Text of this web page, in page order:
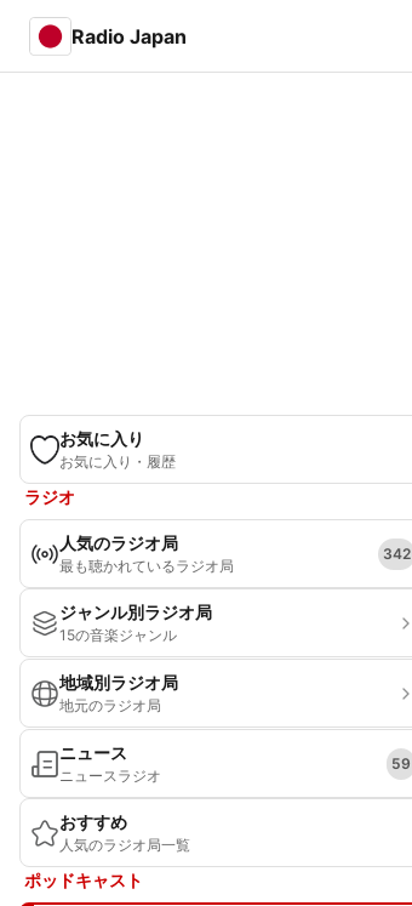
Radio Japan
お気に入り
お気に入り・履歴
ラジオ
人気のラジオ局
最も聴かれているラジオ局
342
ジャンル別ラジオ局
15の音楽ジャンル
地域別ラジオ局
地元のラジオ局
ニュース
ニュースラジオ
59
おすすめ
人気のラジオ局一覧
ポッドキャスト